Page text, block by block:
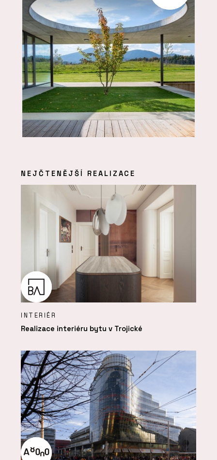
NEJČTENĚJŠÍ REALIZACE
INTERIÉR
Realizace interiéru bytu v Trojické